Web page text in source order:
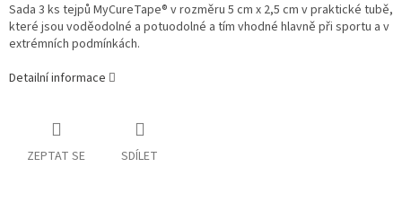
Sada 3 ks tejpů MyCureTape® v rozměru 5 cm x 2,5 cm v praktické tubě,
které jsou voděodolné a potuodolné a tím vhodné hlavně při sportu a v
extrémních podmínkách.
Detailní informace
ZEPTAT SE SDÍLET